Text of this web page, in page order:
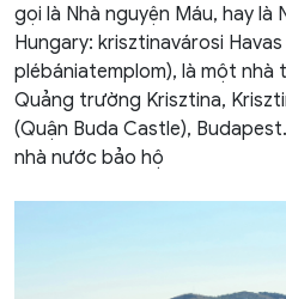
gọi là Nhà nguyện Máu, hay là
Hungary: krisztinavárosi
plébániatemplom), là một nhà
Quảng trường Krisztina,
(Quận Buda Castle),
nhà nước bảo hộ